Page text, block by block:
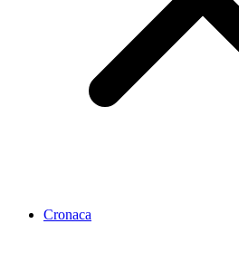
Cronaca